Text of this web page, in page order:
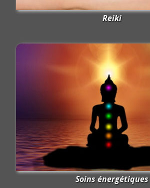
Reiki
Soins énergétiques